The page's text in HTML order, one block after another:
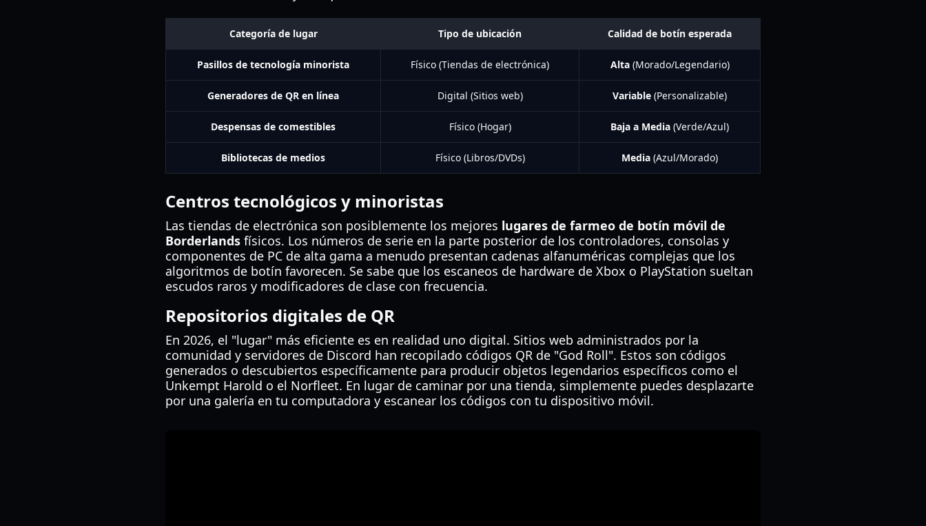
Categoría de lugar Tipo de ubicación Calidad de botín esperada
Pasillos de tecnología minorista Físico (Tiendas de electrónica) Alta(Morado/Legendario)
Generadores de QR en línea Digital (Sitios web) Variable (Personalizable)
Despensas de comestibles Físico (Hogar) Baja a Media (Verde/Azul)
Bibliotecas de medios Físico (Libros/DVDs) Media (Azul/Morado)
Centros tecnológicos y minoristas
Las tiendas de electrónica son posiblemente los mejores lugares de farmeo de botín móvil de
Borderlands físicos. Los números de serie en la parte posterior de los controladores, consolas y
componentes de PC de alta gama a menudo presentan cadenas alfanuméricas complejas que los
algoritmos de botín favorecen. Se sabe que los escaneos de hardware de Xbox o PlayStation sueltan
escudos raros y modificadores de clase con frecuencia.
Repositorios digitales de QR
En 2026, el "lugar" más eficiente es en realidad uno digital. Sitios web administrados por la
comunidad y servidores de Discord han recopilado códigos QR de "God Roll". Estos son códigos
generados o descubiertos específicamente para producir objetos legendarios específicos como el
Unkempt Harold o el Norfleet. En lugar de caminar por una tienda, simplemente puedes desplazarte
por una galería en tu computadora y escanear los códigos con tu dispositivo móvil.